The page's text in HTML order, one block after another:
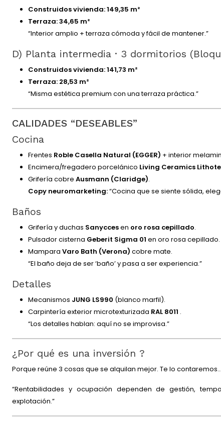
Construidos vivienda:149,35 m²
Terraza:34,65 m²
“Interior amplio + terraza cómoda y fácil de mantener.”
D) Planta intermedia · 3 dormitorios
Construidos vivienda:141,73 m²
Terraza: 28,53 m²
“Misma estética premium con una terraza práctica.”
CALIDADES “DESEABLES”
Cocina
Frentes Roble Casella Natural (EGGER) + interior
Encimera/fregadero porcelánico Living Ceramics
Grifería cobre Ausmann (Claridge).
Copy neuromarketing:“Cocina que se siente sólida,
Baños
Grifería y duchas Sanyccesen oro rosa cepillado.
Pulsador cisterna Geberit Sigma 01 en oro rosa cepillado.
Mampara Varo Bath (Verona) cobre mate.
“El baño deja de ser ‘baño’ y pasa a ser experiencia.”
Detalles
Mecanismos JUNG LS990 (blanco marfil).
Carpintería exterior microtexturizada RAL 8011 .
“Los detalles hablan: aquí no se improvisa.”
¿Por qué es una inversión ?
Porque reúne 3 cosas que se alquilan mejor. Te lo contaremos…
“Rentabilidades y ocupación dependen de gestión,
explotación.”